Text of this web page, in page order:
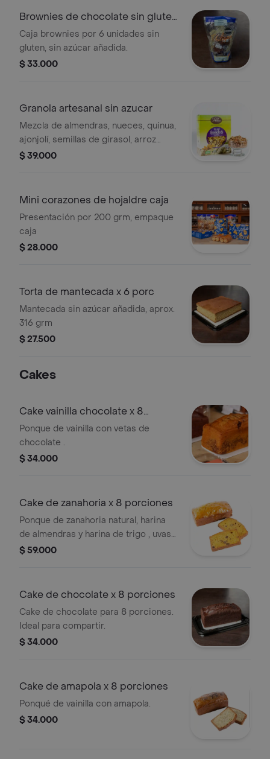
Brownies de chocolate sin gluten
x6
Caja brownies por 6 unidades sin
gluten, sin azúcar añadida.
$ 33.000
Granola artesanal sin azucar
Mezcla de almendras, nueces, quinua,
ajonjolí, semillas de girasol, arroz
soplado, hojuelas de avena sin azúcar
$ 39.000
Mini corazones de hojaldre caja
Presentación por 200 grm, empaque
caja
$ 28.000
Torta de mantecada x 6 porc
Mantecada sin azúcar añadida, aprox.
316 grm
$ 27.500
Cakes
Cake vainilla chocolate x 8
porciones
Ponque de vainilla con vetas de
chocolate .
$ 34.000
Cake de zanahoria x 8 porciones
Ponque de zanahoria natural, harina
de almendras y harina de trigo , uvas
pasas , con nueces del nogal, sin
$ 59.000
Cake de chocolate x 8 porciones
Cake de chocolate para 8 porciones.
Ideal para compartir.
$ 34.000
Cake de amapola x 8 porciones
Ponqué de vainilla con amapola.
$ 34.000